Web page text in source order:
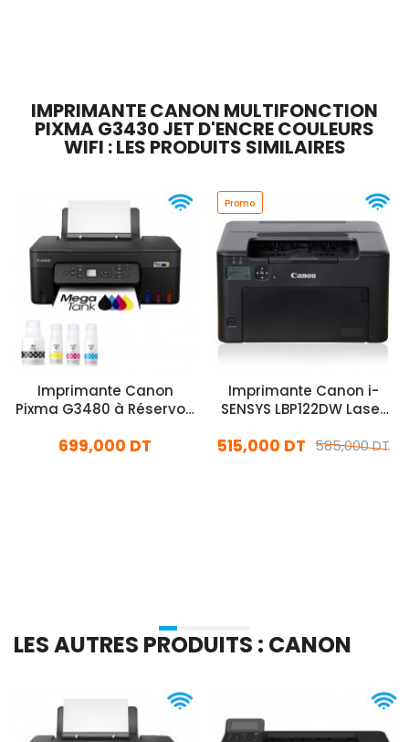
IMPRIMANTE CANON MULTIFONCTION
PIXMA G3430 JET D'ENCRE COULEURS
WIFI : LES PRODUITS SIMILAIRES
Imprimante Canon
Pixma G3480 à Réservoir
Couleur Wifi
699,000 DT
Promo
Imprimante Canon i-
SENSYS LBP122DW Laser
585,000 DT
515,000 DT
LES AUTRES PRODUITS : CANON